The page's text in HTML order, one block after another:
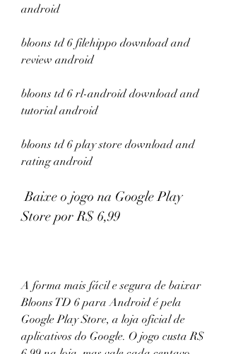
android
bloons td 6 filehippo download and
review android
bloons td 6 rl-android download and
tutorial android
bloons td 6 play store download and
rating android
Baixe o jogo na Google Play
Store por R$ 6,99
A forma mais fácil e segura de baixar
Bloons TD 6 para Android é pela
Google Play Store, a loja oficial de
aplicativos do Google. O jogo custa R$